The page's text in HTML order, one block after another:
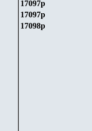
17097р
17097р
17098р